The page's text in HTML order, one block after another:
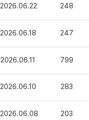
2026.06.22 248
2026.06.18 247
2026.06.11 799
2026.06.10 283
2026.06.08 203